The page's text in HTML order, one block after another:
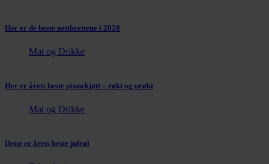
Her er de beste nettbrettene i 2020
Mat og Drikke
Her er årets beste pinnekjøtt – røkt og urøkt
Mat og Drikke
Dette er årets beste juleøl